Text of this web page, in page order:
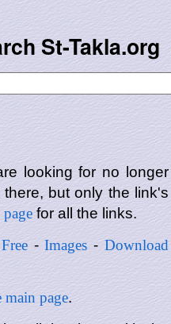
St-Takla.org
looking for no longer
but only the link's
for all the links.
-Images -Download
main page.